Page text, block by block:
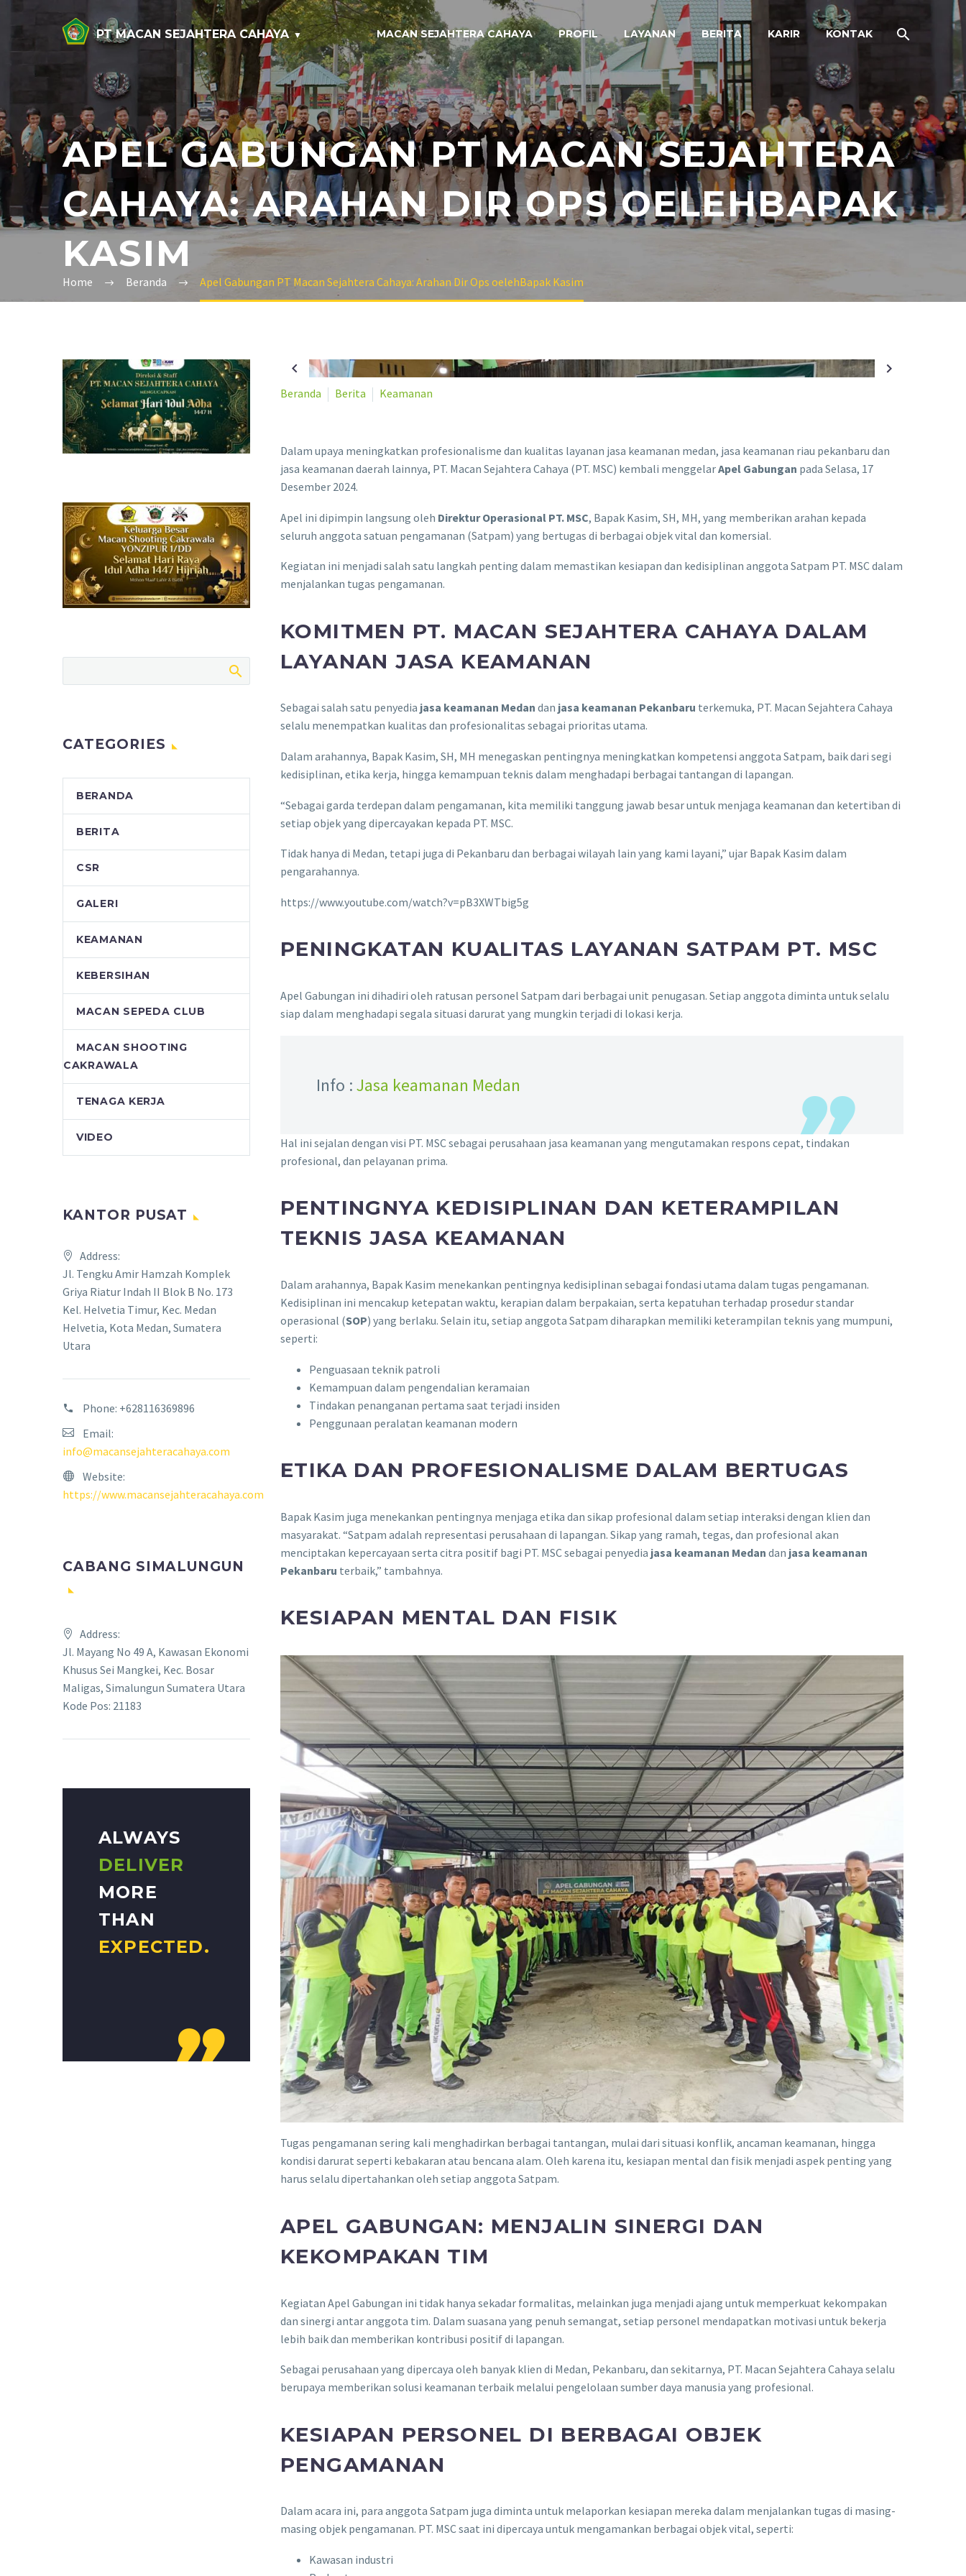
PT MACAN SEJAHTERA CAHAYA MACAN SEJAHTERA CAHAYA PROFIL LAYANAN BERITA KARIR KONTAK
APEL GABUNGAN PT MACAN SEJAHTERA
CAHAYA: ARAHAN DIR OPS OELEHBAPAK
KASIM
Home Beranda Apel Gabungan PT Macan Sejahtera Cahaya: Arahan Dir Ops oelehBapak Kasim
Beranda Berita Keamanan
Dalam upaya meningkatkan profesionalisme dan kualitas layanan jasa keamanan medan, jasa keamanan riau pekanbaru dan
jasa keamanan daerah lainnya, PT. Macan Sejahtera Cahaya (PT. MSC) kembali menggelarApel Gabungan pada Selasa, 17
Desember 2024.
Apel ini dipimpin langsung oleh Direktur Operasional PT. MSC, Bapak Kasim, SH, MH, yang memberikan arahan kepada
seluruh anggota satuan pengamanan (Satpam) yang bertugas di berbagai objek vital dan komersial.
Kegiatan ini menjadi salah satu langkah penting dalam memastikan kesiapan dan kedisiplinan anggota Satpam PT. MSC dalam
menjalankan tugas pengamanan.
KOMITMEN PT. MACAN SEJAHTERA CAHAYA DALAM
LAYANAN JASA KEAMANAN
Sebagai salah satu penyedia jasa keamanan Medan dan jasa keamanan Pekanbaru terkemuka, PT. Macan Sejahtera Cahaya
selalu menempatkan kualitas dan profesionalitas sebagai prioritas utama.
Dalam arahannya, Bapak Kasim, SH, MH menegaskan pentingnya meningkatkan kompetensi anggota Satpam, baik dari segi
kedisiplinan, etika kerja, hingga kemampuan teknis dalam menghadapi berbagai tantangan di lapangan.
“Sebagai garda terdepan dalam pengamanan, kita memiliki tanggung jawab besar untuk menjaga keamanan dan ketertiban di
setiap objek yang dipercayakan kepada PT. MSC.
Tidak hanya di Medan, tetapi juga di Pekanbaru dan berbagai wilayah lain yang kami layani,” ujar Bapak Kasim dalam
pengarahannya.
https://www.youtube.com/watch?v=pB3XWTbig5g
PENINGKATAN KUALITAS LAYANAN SATPAM PT. MSC
Apel Gabungan ini dihadiri oleh ratusan personel Satpam dari berbagai unit penugasan. Setiap anggota diminta untuk selalu
siap dalam menghadapi segala situasi darurat yang mungkin terjadi di lokasi kerja.
Info :Jasa keamanan Medan
Hal ini sejalan dengan visi PT. MSC sebagai perusahaan jasa keamanan yang mengutamakan respons cepat, tindakan
profesional, dan pelayanan prima.
PENTINGNYA KEDISIPLINAN DAN KETERAMPILAN
TEKNIS JASA KEAMANAN
Dalam arahannya, Bapak Kasim menekankan pentingnya kedisiplinan sebagai fondasi utama dalam tugas pengamanan.
Kedisiplinan ini mencakup ketepatan waktu, kerapian dalam berpakaian, serta kepatuhan terhadap prosedur standar
operasional (SOP) yang berlaku. Selain itu, setiap anggota Satpam diharapkan memiliki keterampilan teknis yang mumpuni,
seperti:
Penguasaan teknik patroli
Kemampuan dalam pengendalian keramaian
Tindakan penanganan pertama saat terjadi insiden
Penggunaan peralatan keamanan modern
ETIKA DAN PROFESIONALISME DALAM BERTUGAS
Bapak Kasim juga menekankan pentingnya menjaga etika dan sikap profesional dalam setiap interaksi dengan klien dan
masyarakat. “Satpam adalah representasi perusahaan di lapangan. Sikap yang ramah, tegas, dan profesional akan
menciptakan kepercayaan serta citra positif bagi PT. MSC sebagai penyedia jasa keamanan Medan dan jasa keamanan
Pekanbaru terbaik,” tambahnya.
KESIAPAN MENTAL DAN FISIK
Tugas pengamanan sering kali menghadirkan berbagai tantangan, mulai dari situasi konflik, ancaman keamanan, hingga
kondisi darurat seperti kebakaran atau bencana alam. Oleh karena itu, kesiapan mental dan fisik menjadi aspek penting yang
harus selalu dipertahankan oleh setiap anggota Satpam.
APEL GABUNGAN: MENJALIN SINERGI DAN
KEKOMPAKAN TIM
Kegiatan Apel Gabungan ini tidak hanya sekadar formalitas, melainkan juga menjadi ajang untuk memperkuat kekompakan
dan sinergi antar anggota tim. Dalam suasana yang penuh semangat, setiap personel mendapatkan motivasi untuk bekerja
lebih baik dan memberikan kontribusi positif di lapangan.
Sebagai perusahaan yang dipercaya oleh banyak klien di Medan, Pekanbaru, dan sekitarnya, PT. Macan Sejahtera Cahaya selalu
berupaya memberikan solusi keamanan terbaik melalui pengelolaan sumber daya manusia yang profesional.
KESIAPAN PERSONEL DI BERBAGAI OBJEK
PENGAMANAN
Dalam acara ini, para anggota Satpam juga diminta untuk melaporkan kesiapan mereka dalam menjalankan tugas di masing-
masing objek pengamanan. PT. MSC saat ini dipercaya untuk mengamankan berbagai objek vital, seperti:
Kawasan industri
CATEGORIES
BERANDA
BERITA
CSR
GALERI
KEAMANAN
KEBERSIHAN
MACAN SEPEDA CLUB
MACAN SHOOTING
CAKRAWALA
TENAGA KERJA
VIDEO
KANTOR PUSAT
Address:
Jl. Tengku Amir Hamzah Komplek
Griya Riatur Indah II Blok B No. 173
Kel. Helvetia Timur, Kec. Medan
Helvetia, Kota Medan, Sumatera
Utara
Phone: +628116369896
Email:
info@macansejahteracahaya.com
Website:
https://www.macansejahteracahaya.com
CABANG SIMALUNGUN
Address:
Jl. Mayang No 49 A, Kawasan Ekonomi
Khusus Sei Mangkei, Kec. Bosar
Maligas, Simalungun Sumatera Utara
Kode Pos: 21183
ALWAYS
DELIVER
MORE
THAN
EXPECTED.
